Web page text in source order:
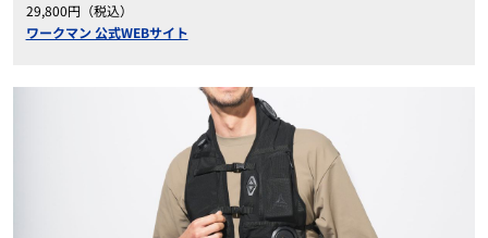
29,800円（税込）
ワークマン 公式WEBサイト